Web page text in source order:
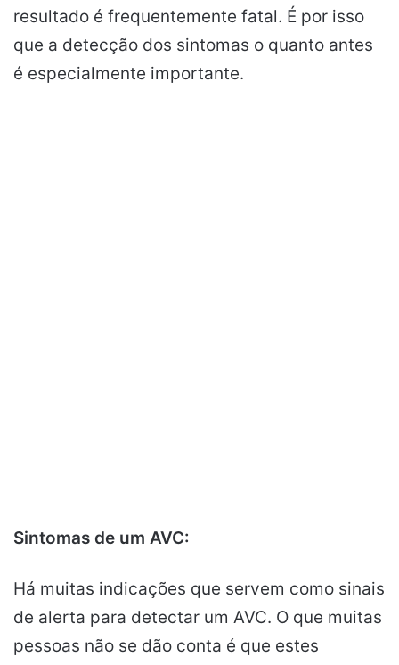
resultado é frequentemente fatal. É por isso
que a detecção dos sintomas o quanto antes
é especialmente importante.
Sintomas de um AVC:
Há muitas indicações que servem como sinais
de alerta para detectar um AVC. O que muitas
pessoas não se dão conta é que estes